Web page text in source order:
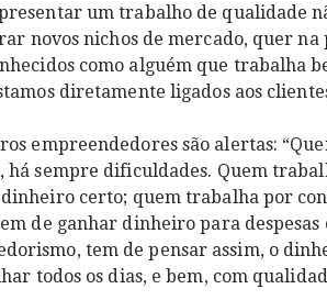
um trabalho de qualidade
novos nichos de mercado, quer
como alguém que trabalha
diretamente ligados aos
empreendedores são alertas:
há sempre dificuldades. Quem
certo; quem trabalha por
de ganhar dinheiro para
tem de pensar assim, o
todos os dias, e bem, com